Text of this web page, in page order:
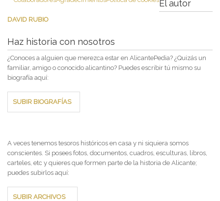
El autor
DAVID RUBIO
Haz historia con nosotros
¿Conoces a alguien que merezca estar en AlicantePedia? ¿Quizás un
familiar, amigo o conocido alicantino? Puedes escribir tú mismo su
biografía aquí:
SUBIR BIOGRAFÍAS
A veces tenemos tesoros históricos en casa y ni siquiera somos
conscientes. Si posees fotos, documentos, cuadros, esculturas, libros,
carteles, etc y quieres que formen parte de la historia de Alicante;
puedes subirlos aquí:
SUBIR ARCHIVOS